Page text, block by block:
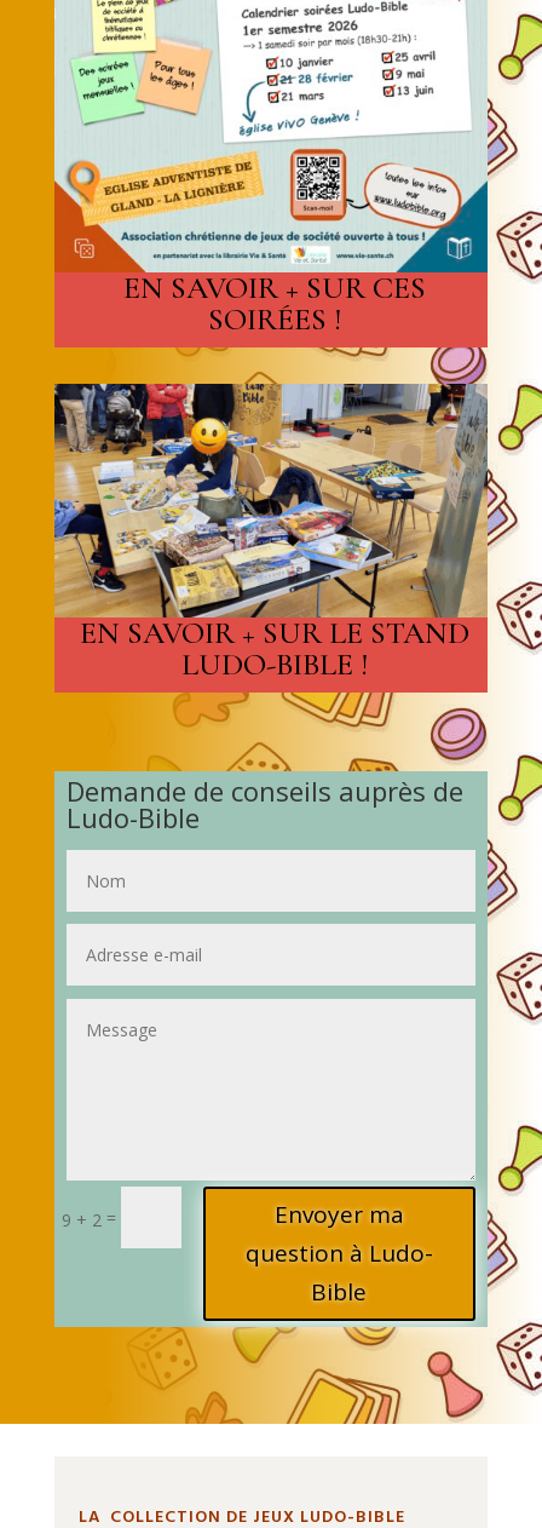
EN SAVOIR + SUR CES
SOIRÉES !
EN SAVOIR + SUR LE STAND
LUDO-BIBLE !
Demande de conseils auprès de
Ludo-Bible
9 + 2 =
Envoyer ma
question à Ludo-
Bible
LA COLLECTION DE JEUX LUDO-BIBLE